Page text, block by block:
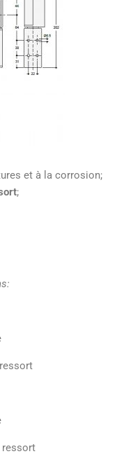
et à la corrosion;
;